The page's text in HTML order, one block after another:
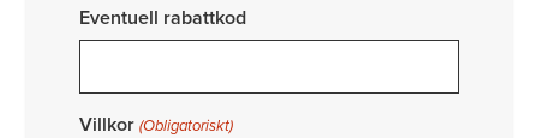
Eventuell rabattkod
Villkor (Obligatoriskt)